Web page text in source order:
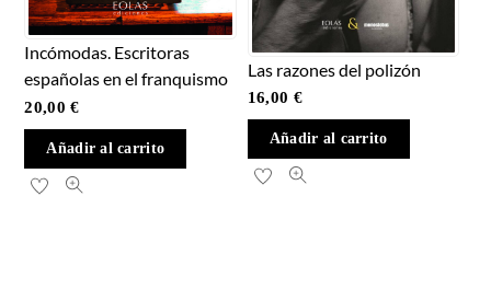
Incómodas. Escritoras
españolas en el franquismo
20,00€
Añadir al carrito
Las razones del polizón
16,00 €
Añadir al carrito